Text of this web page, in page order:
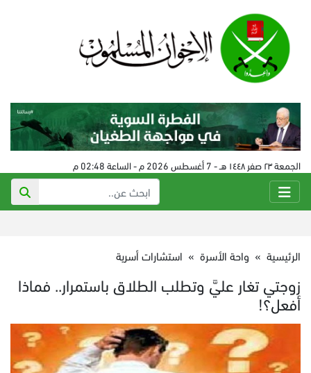
الجمعة ٢٣ صفر ١٤٤٨ هـ - 7 أغسطس 2026 م - الساعة 02:48 م
الرئيسية » واحة الأسرة » استشارات أسرية
زوجتي تغار عليَّ وتطلب الطلاق باستمرار.. فماذا
أفعل؟!